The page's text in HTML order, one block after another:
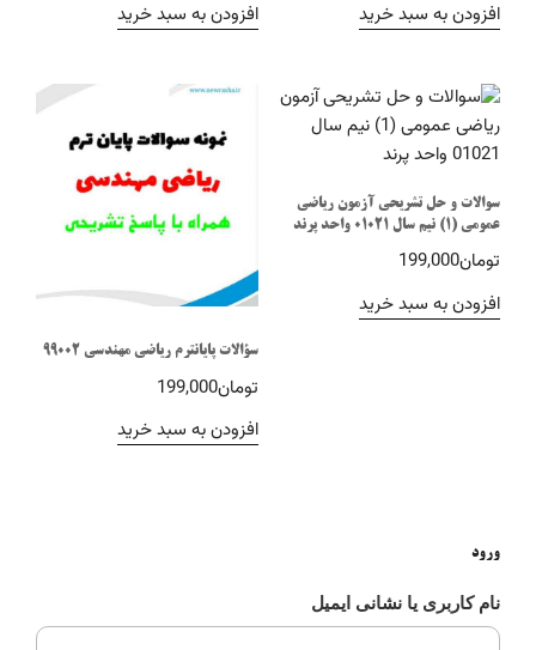
افزودن به سبد خرید
افزودن به سبد خرید
سوالات و حل تشریحی آزمون ریاضی
عمومی (1) نیم سال 01021 واحد پرند
تومان199,000
افزودن به سبد خرید
سؤالات پایانترم ریاضی مهندسی 99002
تومان199,000
افزودن به سبد خرید
ورود
نام کاربری یا نشانی ایمیل